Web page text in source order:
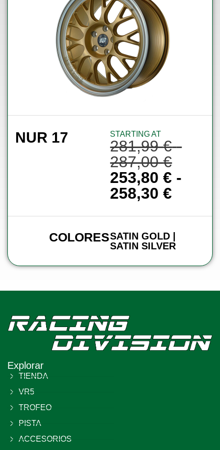
NUR 17 STARTING AT
281,99€ -
287,00€
253,80€ -
258,30€
COLORESSATIN GOLD |
SATIN SILVER
Explorar
TIENDA
VR5
TROFEO
PISTA
ACCESORIOS